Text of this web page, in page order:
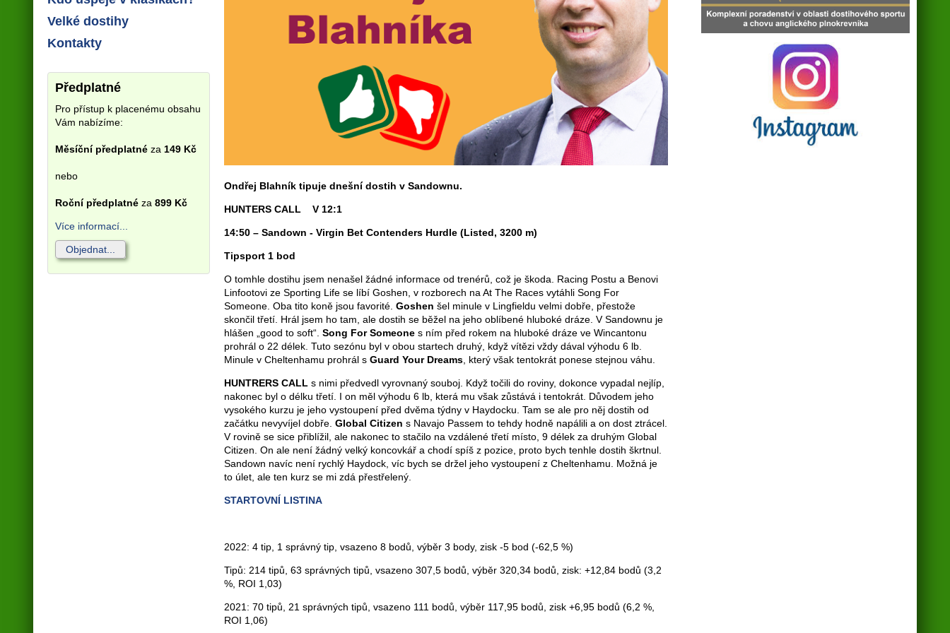
Velké dostihy
Kontakty
Předplatné
Pro přístup k placenému obsahu
Vám nabízíme:
Měsíční předplatné za 149 Kč
nebo
Roční předplatné za 899 Kč
Více informací...
Objednat...
Ondřej Blahník tipuje dnešní dostih v Sandownu.
HUNTERS CALL V 12:1
14:50 – Sandown - Virgin Bet Contenders Hurdle (Listed, 3200 m)
Tipsport 1 bod
O tomhle dostihu jsem nenašel žádné informace od trenérů, což je škoda. Racing Postu a Benovi
Linfootovi ze Sporting Life se líbí Goshen, v rozborech na At The Races vytáhli Song For
Someone. Oba tito koně jsou favorité. Goshen šel minule v Lingfieldu velmi dobře, přestože
skončil třetí. Hrál jsem ho tam, ale dostih se běžel na jeho oblíbené hluboké dráze. V Sandownu je
hlášen „good to soft“. Song For Someone s ním před rokem na hluboké dráze ve Wincantonu
prohrál o 22 délek. Tuto sezónu byl v obou startech druhý, když vítězi vždy dával výhodu 6 lb.
Minule v Cheltenhamu prohrál s Guard Your Dreams , který však tentokrát ponese stejnou váhu.
HUNTRERS CALL s nimi předvedl vyrovnaný souboj. Když točili do roviny, dokonce vypadal nejlíp,
nakonec byl o délku třetí. I on měl výhodu 6 lb, která mu však zůstává i tentokrát. Důvodem jeho
vysokého kurzu je jeho vystoupení před dvěma týdny v Haydocku. Tam se ale pro něj dostih od
začátku nevyvíjel dobře. Global Citizen s Navajo Passem to tehdy hodně napálili a on dost ztrácel.
V rovině se sice přiblížil, ale nakonec to stačilo na vzdálené třetí místo, 9 délek za druhým Global
Citizen. On ale není žádný velký koncovkář a chodí spíš z pozice, proto bych tenhle dostih škrtnul.
Sandown navíc není rychlý Haydock, víc bych se držel jeho vystoupení z Cheltenhamu. Možná je
to úlet, ale ten kurz se mi zdá přestřelený.
STARTOVNÍ LISTINA
2022: 4 tip, 1 správný tip, vsazeno 8 bodů, výběr 3 body, zisk -5 bod (-62,5 %)
Tipů: 214 tipů, 63 správných tipů, vsazeno 307,5 bodů, výběr 320,34 bodů, zisk: +12,84 bodů (3,2
%, ROI 1,03)
2021: 70 tipů, 21 správných tipů, vsazeno 111 bodů, výběr 117,95 bodů, zisk +6,95 bodů (6,2 %,
ROI 1,06)